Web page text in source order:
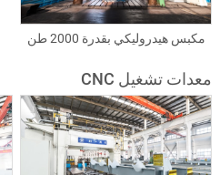
مكبس هيدروليكي بقدرة 2000 طن
معدات تشغيل CNC